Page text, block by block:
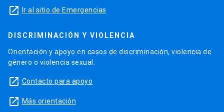
launch Ir al sitio de Emergencias
DISCRIMINACIÓN Y VIOLENCIA
Orientación y apoyo en casos de discriminación, violencia de
género o violencia sexual.
launch Contacto para apoyo
launch Más orientación